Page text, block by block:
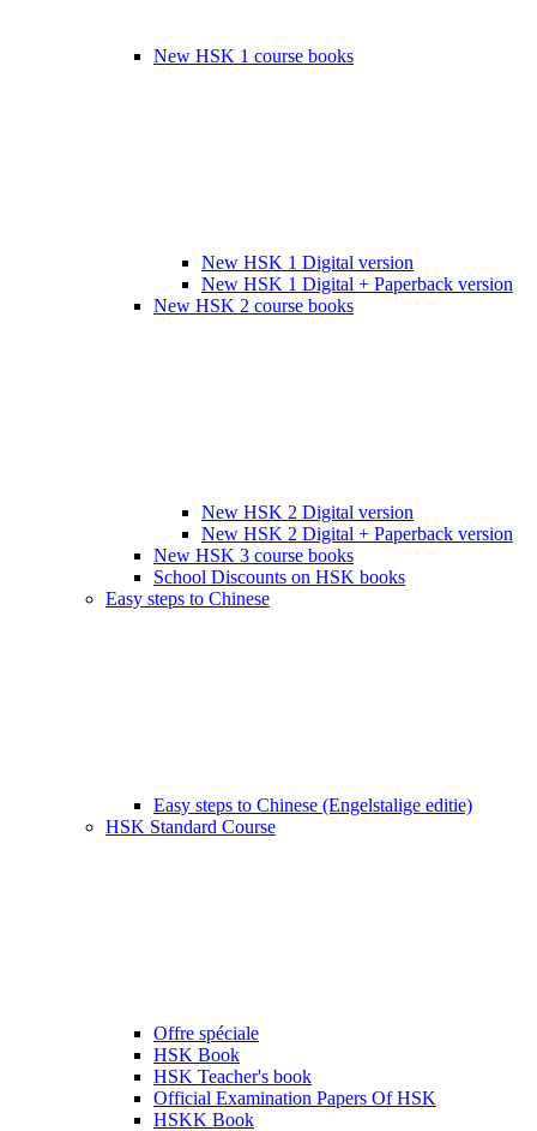
New HSK 1 course books
New HSK 1 Digital version
New HSK 1 Digital + Paperback version
New HSK 2 course books
New HSK 2 Digital version
New HSK 2 Digital + Paperback version
New HSK 3 course books
School Discounts on HSK books
Easy steps to Chinese
Easy steps to Chinese (Engelstalige editie)
HSK Standard Course
Offre spéciale
HSK Book
HSK Teacher's book
Official Examination Papers Of HSK
HSKK Book